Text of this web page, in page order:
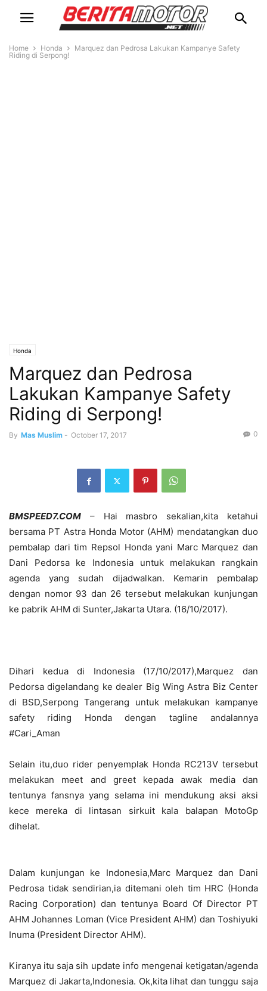
Home Honda
Marquez dan Pedrosa Lakukan Kampanye Safety
Riding di Serpong!
Honda
Marquez dan Pedrosa
Lakukan Kampanye Safety
Riding di Serpong!
By Mas Muslim - October 17, 2017 0
BMSPEED7.COM – Hai masbro sekalian,kita ketahui
bersama PT Astra Honda Motor (AHM) mendatangkan duo
pembalap dari tim Repsol Honda yani Marc Marquez dan
Dani Pedorsa ke Indonesia untuk melakukan rangkain
agenda yang sudah dijadwalkan. Kemarin pembalap
dengan nomor 93 dan 26 tersebut melakukan kunjungan
ke pabrik AHM di Sunter,Jakarta Utara. (16/10/2017).
Dihari kedua di Indonesia (17/10/2017),Marquez dan
Pedorsa digelandang ke dealer Big Wing Astra Biz Center
di BSD,Serpong Tangerang untuk melakukan kampanye
safety riding Honda dengan tagline andalannya
#Cari_Aman
Selain itu,duo rider penyemplak Honda RC213V tersebut
melakukan meet and greet kepada awak media dan
tentunya fansnya yang selama ini mendukung aksi aksi
kece mereka di lintasan sirkuit kala balapan MotoGp
dihelat.
Dalam kunjungan ke Indonesia,Marc Marquez dan Dani
Pedrosa tidak sendirian,ia ditemani oleh tim HRC (Honda
Racing Corporation) dan tentunya Board Of Director PT
AHM Johannes Loman (Vice President AHM) dan Toshiyuki
Inuma (President Director AHM).
Kiranya itu saja sih update info mengenai ketigatan/agenda
Marquez di Jakarta,Indonesia. Ok,kita lihat dan tunggu saja